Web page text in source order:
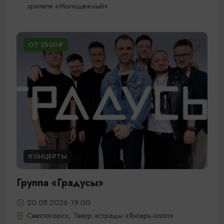
зрителя «Молодежный»
ОТ 2500₽
КОНЦЕРТЫ
Группа «Градусы»
20.08.2026 19:00
Светлогорск, Театр эстрады «Янтарь-холл»